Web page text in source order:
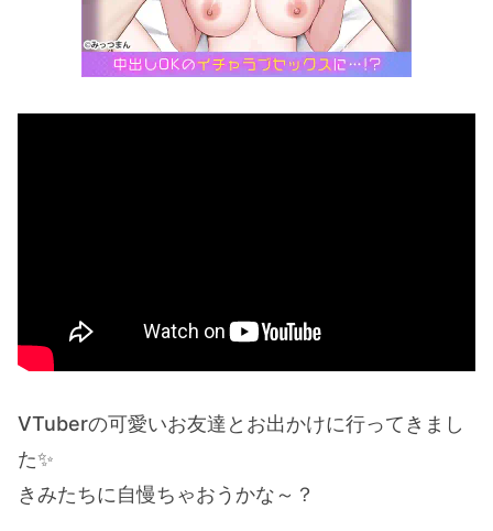
VTuberの可愛いお友達とお出かけに行ってきまし
た✨
きみたちに自慢ちゃおうかな～？